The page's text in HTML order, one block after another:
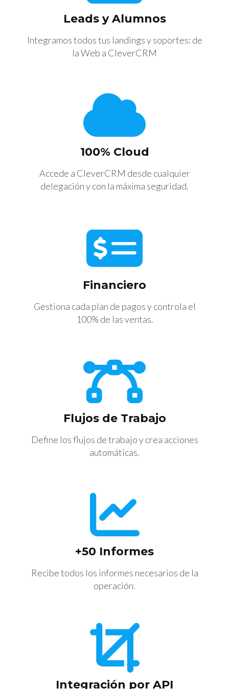
Leads y Alumnos
Integramos todos tus landings y soportes: de
la Web a CleverCRM
100% Cloud
Accede a CleverCRM desde cualquier
delegación y con la máxima seguridad.
Financiero
Gestiona cada plan de pagos y controla el
100% de las ventas.
Flujos de Trabajo
Define los flujos de trabajo y crea acciones
automáticas.
+50 Informes
Recibe todos los informes necesarios de la
operación.
Integración por API